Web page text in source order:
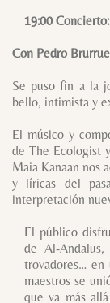
19:00
Con Pedro
Se puso fin a la
bello, intimista y
El músico y
de The Ecologist
Maia Kanaan nos
y líricas del
interpretación
El público
de Al-Andalus,
trovadores…
maestros se
que va más